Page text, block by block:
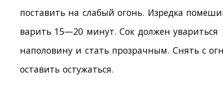
поставить на слабый огонь. Изредка
варить 15—20 минут. Сок должен увариться
наполовину и стать прозрачным. Снять с
оставить остужаться.